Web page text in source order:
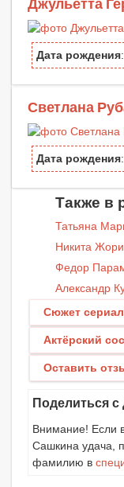
Джульетта
Дата рождения
Светлана
Дата рождения
Также в
Татьяна
Никита
Федор
Александр
Сюжет
Актёрский
Оставить
Поделиться с
Внимание! Если
Сашкина удача,
фамилию в